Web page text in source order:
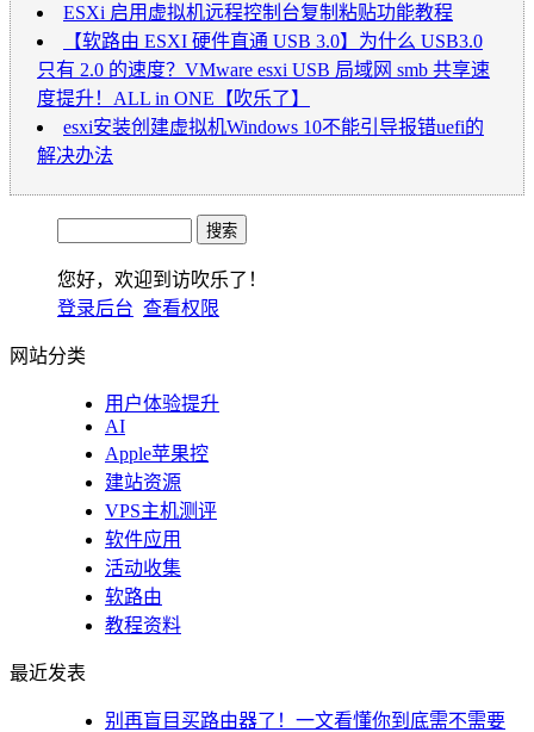
ESXi 启用虚拟机远程控制台复制粘贴功能教程
【软路由 ESXI 硬件直通 USB 3.0】为什么 USB3.0
只有 2.0 的速度？VMware esxi USB 局域网 smb 共享速
度提升！ALL in ONE【吹乐了】
esxi安装创建虚拟机Windows 10不能引导报错uefi的
解决办法
您好，欢迎到访吹乐了！
登录后台 查看权限
网站分类
用户体验提升
AI
Apple苹果控
建站资源
VPS主机测评
软件应用
活动收集
软路由
教程资料
最近发表
别再盲目买路由器了！一文看懂你到底需不需要